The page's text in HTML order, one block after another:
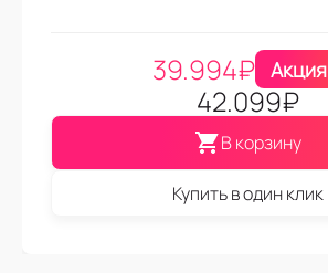
39.994₽ Акция
42.099₽
В корзину
Купить в один клик